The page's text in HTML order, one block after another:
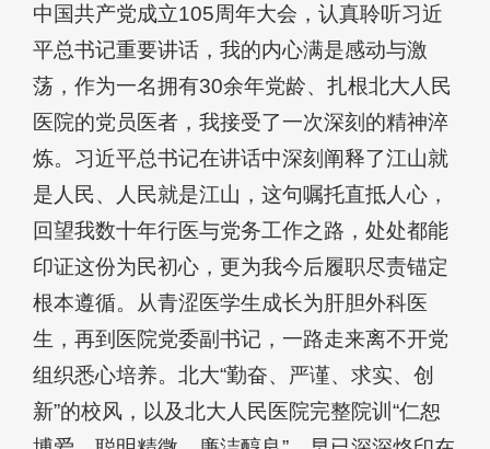
中国共产党成立105周年大会，认真聆听习近
平总书记重要讲话，我的内心满是感动与激
荡，作为一名拥有30余年党龄、扎根北大人民
医院的党员医者，我接受了一次深刻的精神淬
炼。习近平总书记在讲话中深刻阐释了江山就
是人民、人民就是江山，这句嘱托直抵人心，
回望我数十年行医与党务工作之路，处处都能
印证这份为民初心，更为我今后履职尽责锚定
根本遵循。从青涩医学生成长为肝胆外科医
生，再到医院党委副书记，一路走来离不开党
组织悉心培养。北大“勤奋、严谨、求实、创
新”的校风，以及北大人民医院完整院训“仁恕